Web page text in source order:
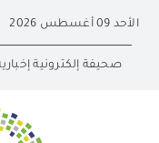
content
الأحد 09 أغسطس 2026
صحيفة إلكترونية إخبارية